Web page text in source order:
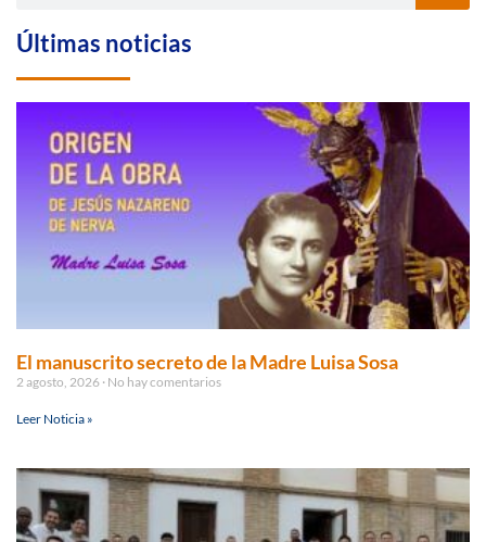
Últimas noticias
El manuscrito secreto de la Madre Luisa Sosa
2 agosto, 2026 No hay comentarios
Leer Noticia »